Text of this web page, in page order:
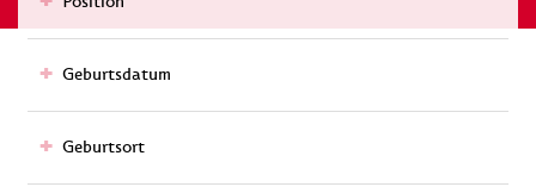
Geburtsdatum
Geburtsort